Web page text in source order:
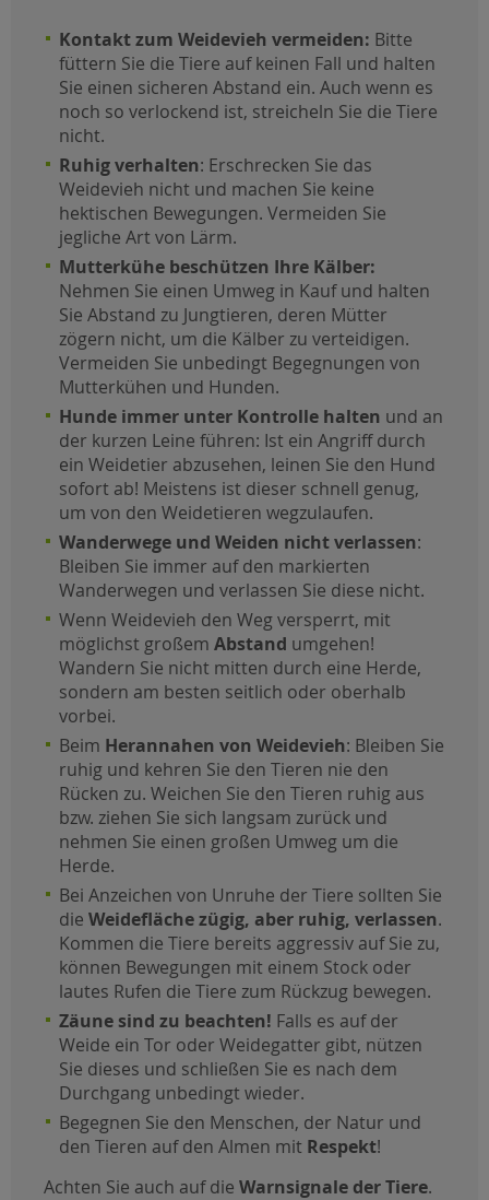
Kontakt zum Weidevieh vermeiden: Bitte
füttern Sie die Tiere auf keinen Fall und halten
Sie einen sicheren Abstand ein. Auch wenn es
noch so verlockend ist, streicheln Sie die Tiere
nicht.
Ruhig verhalten: Erschrecken Sie das
Weidevieh nicht und machen Sie keine
hektischen Bewegungen. Vermeiden Sie
jegliche Art von Lärm.
Mutterkühe beschützen Ihre Kälber:
Nehmen Sie einen Umweg in Kauf und halten
Sie Abstand zu Jungtieren, deren Mütter
zögern nicht, um die Kälber zu verteidigen.
Vermeiden Sie unbedingt Begegnungen von
Mutterkühen und Hunden.
Hunde immer unter Kontrolle halten und an
der kurzen Leine führen: Ist ein Angriff durch
ein Weidetier abzusehen, leinen Sie den Hund
sofort ab! Meistens ist dieser schnell genug,
um von den Weidetieren wegzulaufen.
Wanderwege und Weiden nicht verlassen:
Bleiben Sie immer auf den markierten
Wanderwegen und verlassen Sie diese nicht.
Wenn Weidevieh den Weg versperrt, mit
möglichst großemAbstand umgehen!
Wandern Sie nicht mitten durch eine Herde,
sondern am besten seitlich oder oberhalb
vorbei.
Beim Herannahen von Weidevieh: Bleiben Sie
ruhig und kehren Sie den Tieren nie den
Rücken zu. Weichen Sie den Tieren ruhig aus
bzw. ziehen Sie sich langsam zurück und
nehmen Sie einen großen Umweg um die
Herde.
Bei Anzeichen von Unruhe der Tiere sollten Sie
dieWeidefläche zügig, aber ruhig, verlassen.
Kommen die Tiere bereits aggressiv auf Sie zu,
können Bewegungen mit einem Stock oder
lautes Rufen die Tiere zum Rückzug bewegen.
Zäune sind zu beachten! Falls es auf der
Weide ein Tor oder Weidegatter gibt, nützen
Sie dieses und schließen Sie es nach dem
Durchgang unbedingt wieder.
Begegnen Sie den Menschen, der Natur und
den Tieren auf den Almen mit Respekt!
Achten Sie auch auf die Warnsignale der Tiere.